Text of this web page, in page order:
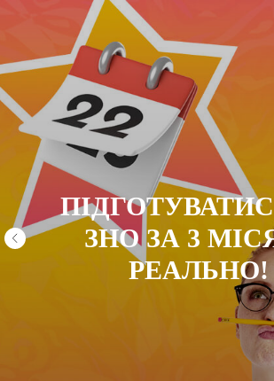
ЗНО ЗА 3
РЕАЛЬНО!